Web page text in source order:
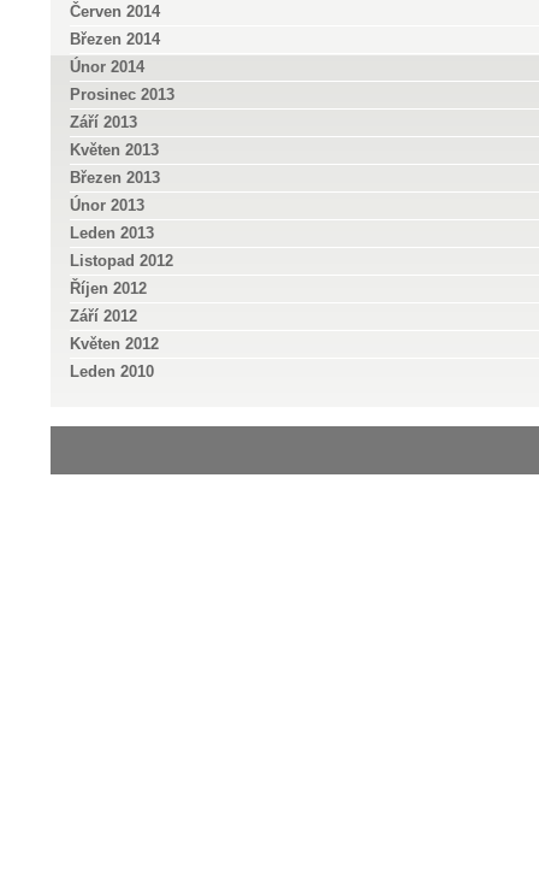
Červen 2014
Březen 2014
Únor 2014
Prosinec 2013
Září 2013
Květen 2013
Březen 2013
Únor 2013
Leden 2013
Listopad 2012
Říjen 2012
Září 2012
Květen 2012
Leden 2010